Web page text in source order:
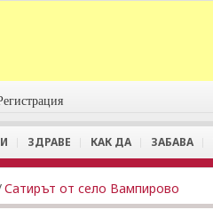
ЗДРАВЕ КАК ДА ЗАБАВА
Сатирът от село Вампирово